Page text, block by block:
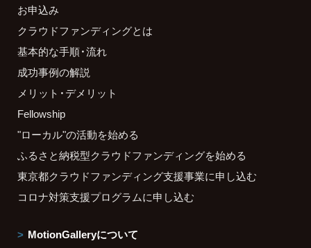
お申込み
クラウドファンディングとは
基本的な手順・流れ
成功事例の解説
メリット・デメリット
Fellowship
"ローカル"の活動を始める
ふるさと納税型クラウドファンディングを始める
東京都クラウドファンディング支援事業に申し込む
コロナ対策支援プログラムに申し込む
MotionGalleryについて